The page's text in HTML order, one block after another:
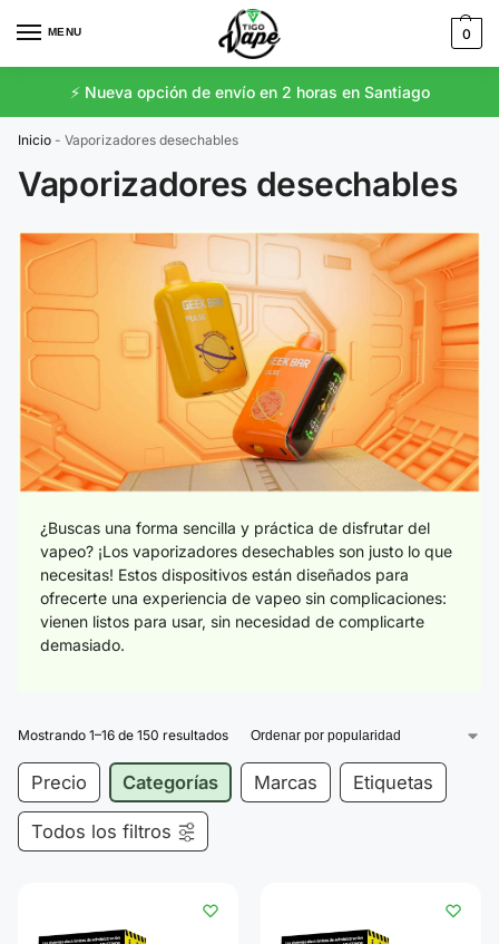
MENU 0
⚡️ Nueva opción de envío en 2 horas en Santiago
Inicio - Vaporizadores desechables
Vaporizadores desechables
¿Buscas una forma sencilla y práctica de disfrutar del
vapeo? ¡Los vaporizadores desechables son justo lo que
necesitas! Estos dispositivos están diseñados para
ofrecerte una experiencia de vapeo sin complicaciones:
vienen listos para usar, sin necesidad de complicarte
demasiado.
Mostrando 1–16 de 150 resultados
Precio Categorías Marcas Etiquetas
Todos los filtros